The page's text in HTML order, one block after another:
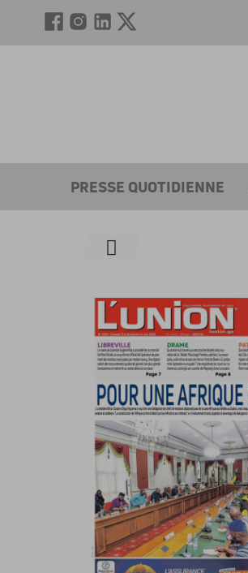
PRESSE QUOTIDIENNE